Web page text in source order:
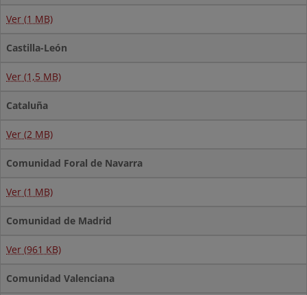
Ver (1 MB)
Castilla-León
Ver (1,5 MB)
Cataluña
Ver (2 MB)
Comunidad Foral de Navarra
Ver (1 MB)
Comunidad de Madrid
Ver (961 KB)
Comunidad Valenciana